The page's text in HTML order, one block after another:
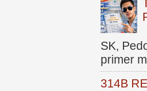
SK,
primer
314B